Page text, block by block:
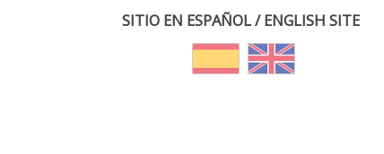
SITIO EN ESPAÑOL / ENGLISH SITE